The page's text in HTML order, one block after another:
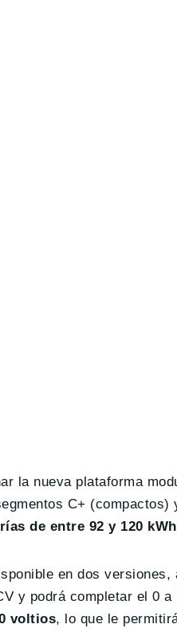
la nueva plataforma
C+
de entre 92 y 120
en dos
y podrá completar el 0
voltios, lo que le